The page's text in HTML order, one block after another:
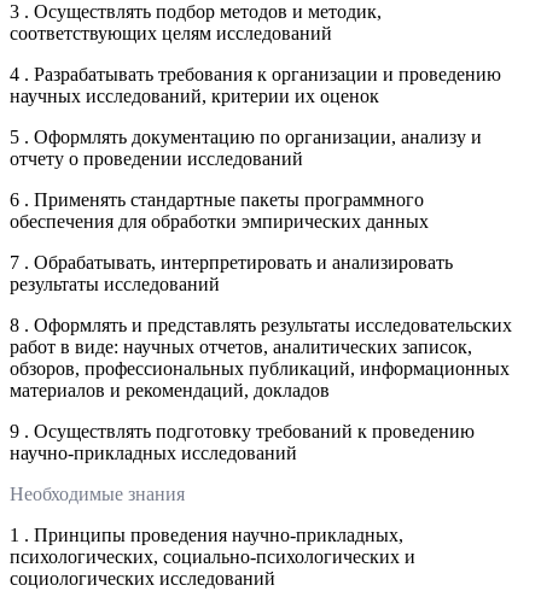
3 . Осуществлять подбор методов и методик,
соответствующих целям исследований
4 . Разрабатывать требования к организации и проведению
научных исследований, критерии их оценок
5 . Оформлять документацию по организации, анализу и
отчету о проведении исследований
6 . Применять стандартные пакеты программного
обеспечения для обработки эмпирических данных
7 . Обрабатывать, интерпретировать и анализировать
результаты исследований
8 . Оформлять и представлять результаты исследовательских
работ в виде: научных отчетов, аналитических записок,
обзоров, профессиональных публикаций, информационных
материалов и рекомендаций, докладов
9 . Осуществлять подготовку требований к проведению
научно-прикладных исследований
Необходимые знания
1 . Принципы проведения научно-прикладных,
психологических, социально-психологических и
социологических исследований